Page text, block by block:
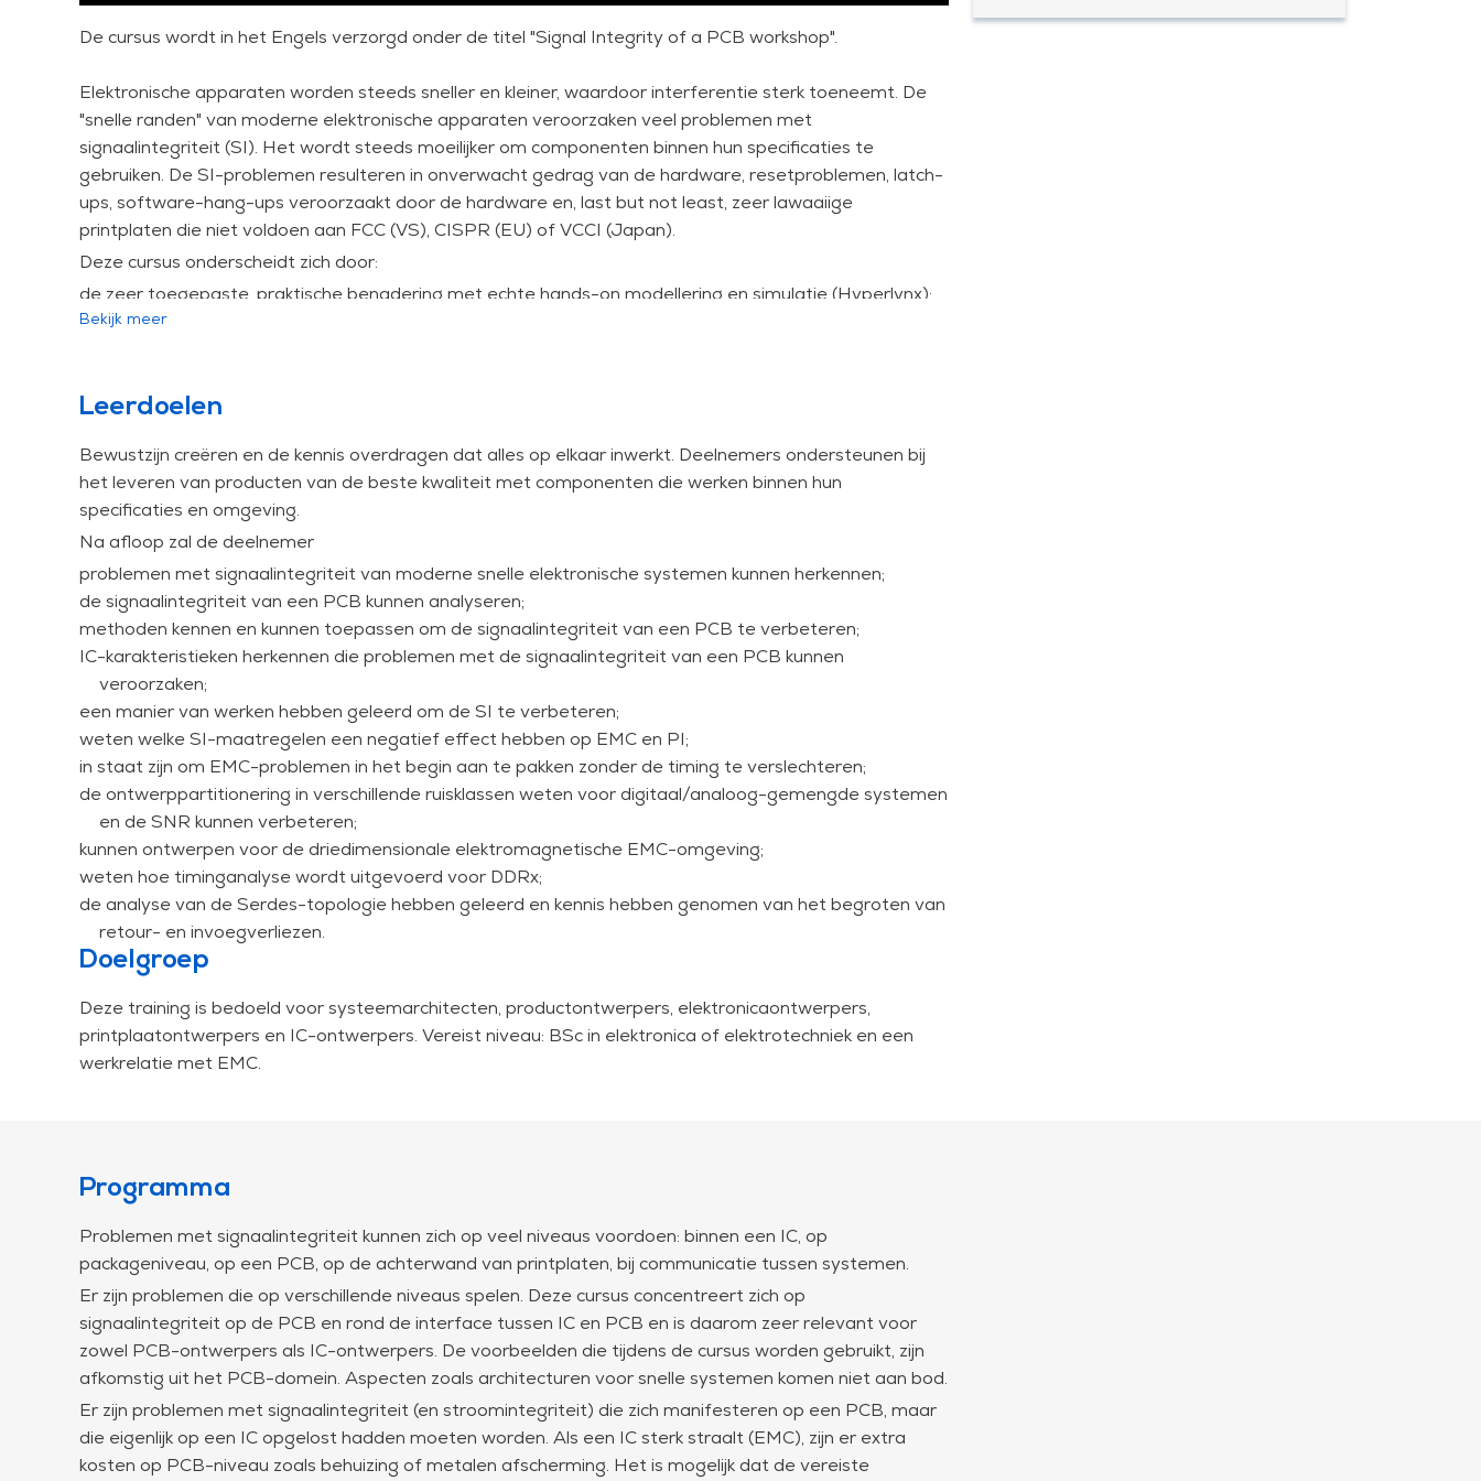
De cursus wordt in het Engels verzorgd onder de titel "Signal Integrity of a PCB workshop".
Elektronische apparaten worden steeds sneller en kleiner, waardoor interferentie sterk toeneemt. De
"snelle randen" van moderne elektronische apparaten veroorzaken veel problemen met
signaalintegriteit (SI). Het wordt steeds moeilijker om componenten binnen hun specificaties te
gebruiken. De SI-problemen resulteren in onverwacht gedrag van de hardware, resetproblemen, latch-
ups, software-hang-ups veroorzaakt door de hardware en, last but not least, zeer lawaaiige
printplaten die niet voldoen aan FCC (VS), CISPR (EU) of VCCI (Japan).
Deze cursus onderscheidt zich door:
de zeer toegepaste, praktische benadering met echte hands-on modellering en simulatie (Hyperlynx);
de uitgebreide dekking, inclusief DDRx-analyse, Serdes, timing en PI/EMC-interacties;
de grote waarde voor elektronicaontwerpers, experts op het gebied van printplaatlayout en IC-
de twee ervaren trainers die up-to-date kennis en waardevolle inzichten in de cursus inbrengen.
In deze zeer praktische cursus wordt de theorie achter signaalintegriteit uitgelegd en geïllustreerd,
worden praktische problemen gemodelleerd, gesimuleerd en geanalyseerd, worden oplossingen
besproken en wordt een werkwijze voorgesteld om SI-problemen te minimaliseren.
Elektronicaontwerpers en bordlayouters moeten zich bewust zijn van elkaars problemen en
benaderingen om SI-problemen op te lossen en te voorkomen.
Er worden demonstraties gegeven van probleemanalyse met Hyperlynx. Tijdens de hands-on sessies
gebruiken de cursisten deze software om systeemonderdelen met SI-problemen te analyseren en het
effect te laten inzien van maatregelen om de SI-problemen te verminderen. Hyperlynx is een
hoogwaardige tool (in combinatie met technologiebestanden) voor EMC-, SI- en PI-simulatie. De
cursus is nadrukkelijk geen tooltraining.
Maatregelen om SI te verbeteren kunnen niet geïsoleerd worden uitgevoerd zonder aandacht te
besteden aan EMC en power integrity (PI). SI-maatregelen kunnen een negatief effect hebben op
EMC en PI. SI is het hoofdonderwerp van deze cursus, maar mogelijke negatieve gevolgen voor EMC
en PI worden ook besproken.
Opmerking: Het ontwerp van een stroomverdelingsnetwerk op een printplaat is het hoofdonderwerp
van de PI-cursus.
Deze training is zowel beschikbaar voor open inschrijving als voor in-company sessies. Voor in-
company sessies kan de inhoud worden aangepast aan jouw situatie en speciale behoeften.
Bekijk meer
Leerdoelen
Bewustzijn creëren en de kennis overdragen dat alles op elkaar inwerkt. Deelnemers ondersteunen bij
het leveren van producten van de beste kwaliteit met componenten die werken binnen hun
specificaties en omgeving.
Na afloop zal de deelnemer
problemen met signaalintegriteit van moderne snelle elektronische systemen kunnen herkennen;
de signaalintegriteit van een PCB kunnen analyseren;
methoden kennen en kunnen toepassen om de signaalintegriteit van een PCB te verbeteren;
IC-karakteristieken herkennen die problemen met de signaalintegriteit van een PCB kunnen
veroorzaken;
een manier van werken hebben geleerd om de SI te verbeteren;
weten welke SI-maatregelen een negatief effect hebben op EMC en PI;
in staat zijn om EMC-problemen in het begin aan te pakken zonder de timing te verslechteren;
de ontwerppartitionering in verschillende ruisklassen weten voor digitaal/analoog-gemengde systemen
en de SNR kunnen verbeteren;
kunnen ontwerpen voor de driedimensionale elektromagnetische EMC-omgeving;
weten hoe timinganalyse wordt uitgevoerd voor DDRx;
de analyse van de Serdes-topologie hebben geleerd en kennis hebben genomen van het begroten van
retour- en invoegverliezen.
Doelgroep
Deze training is bedoeld voor systeemarchitecten, productontwerpers, elektronicaontwerpers,
printplaatontwerpers en IC-ontwerpers. Vereist niveau: BSc in elektronica of elektrotechniek en een
werkrelatie met EMC.
Programma
Problemen met signaalintegriteit kunnen zich op veel niveaus voordoen: binnen een IC, op
packageniveau, op een PCB, op de achterwand van printplaten, bij communicatie tussen systemen.
Er zijn problemen die op verschillende niveaus spelen. Deze cursus concentreert zich op
signaalintegriteit op de PCB en rond de interface tussen IC en PCB en is daarom zeer relevant voor
zowel PCB-ontwerpers als IC-ontwerpers. De voorbeelden die tijdens de cursus worden gebruikt, zijn
afkomstig uit het PCB-domein. Aspecten zoals architecturen voor snelle systemen komen niet aan bod.
Er zijn problemen met signaalintegriteit (en stroomintegriteit) die zich manifesteren op een PCB, maar
die eigenlijk op een IC opgelost hadden moeten worden. Als een IC sterk straalt (EMC), zijn er extra
kosten op PCB-niveau zoals behuizing of metalen afscherming. Het is mogelijk dat de vereiste